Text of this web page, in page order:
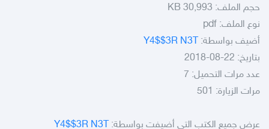
حجم الملف: 30,993 KB
نوع الملف: pdf
أضيف بواسطة: Y4$$3R N3T
بتاريخ: 22-08-2018
عدد مرات التحميل: 7
مرات الزيارة: 501
عرض جميع الكتب التي أضيفت بواسطة: Y4$$3R N3T